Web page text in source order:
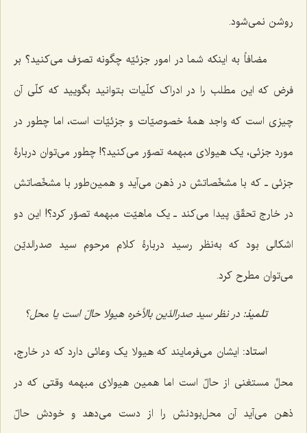
روشن نمی‌شود.
مضافاً به اینکه شما در امور جزئیّه چگونه تصرّف می‌کنید؟ بر
فرض که این مطلب را در ادراک کلّیات بتوانید بگویید که کلّی آن
چیزی است که واجد همۀ خصوصیّات و جزئیّات است، اما چطور در
مورد جزئی، یک هیولای مبهمه تصوّر می‌کنید؟! چطور می‌توان دربارۀ
جزئی ـ که با مشخّصاتش در ذهن می‌آید و همین‌طور با مشخّصاتش
در خارج تحقّق پیدا می‌کند ـ یک ماهیّت مبهمه تصوّر کرد؟! این دو
اشکالی بود که به‌نظر رسید دربارۀ کلام مرحوم سید صدرالدیّن
می‌توان مطرح کرد.
تلمیذ: در نظر سید صدرالدّین بالأخره هیولا حالّ است یا محل؟
استاد: ایشان می‌فرمایند که هیولا یک وعائی دارد که در خارج،
محلِّ مستغنی از حالّ است اما همین هیولای مبهمه وقتی که در
ذهن می‌آید آن محل‌بودنش را از دست می‌دهد و خودش حالّ